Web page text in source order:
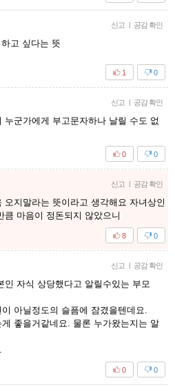
신고 공감 확인
고 싶다는 뜻
0
1
신고 공감 확인
누군가에게 부고문자하나 날릴 수도 없
0
0
신고 공감 확인
오지말라는 뜻이라고 생각해요 자녀상인
마음이 정돈되지 않았으니
0
8
신고 공감 확인
인 자식 상당했다고 알릴수있는 부모
아닐정도의 슬픔에 잠겼을텐데요.
좋을거같네요. 물론 누가왔는지는 알
0
0